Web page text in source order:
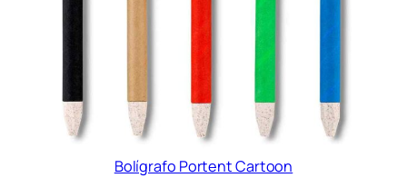
Bolígrafo Portent Cartoon